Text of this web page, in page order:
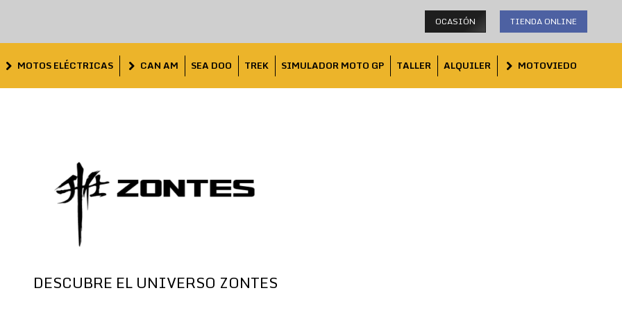
OCASIÓN TIENDA ONLINE
MOTOS ELÉCTRICAS CAN AM SEA DOO TREK SIMULADOR MOTO GP TALLER ALQUILER MOTOVIEDO
DESCUBRE EL UNIVERSO ZONTES